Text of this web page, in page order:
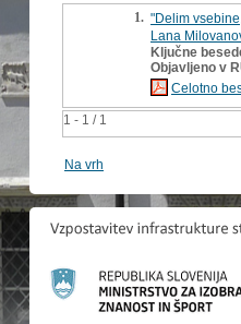
1 - 1 / 1
1. "Delim
Lana
Ključne
Objavljeno v
Celotno
Na vrh